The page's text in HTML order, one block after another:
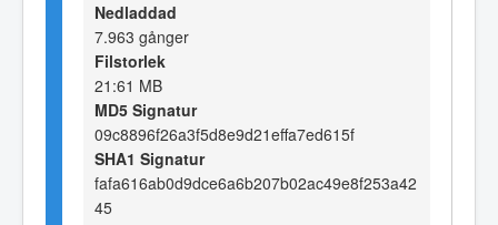
Nedladdad
7.963 gånger
Filstorlek
21:61 MB
MD5 Signatur
09c8896f26a3f5d8e9d21effa7ed615f
SHA1 Signatur
fafa616ab0d9dce6a6b207b02ac49e8f253a42
45